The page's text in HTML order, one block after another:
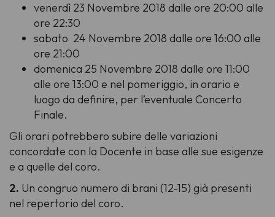
venerdì 23 Novembre 2018 dalle ore 20:00 alle
ore 22:30
sabato 24 Novembre 2018 dalle ore 16:00 alle
ore 21:00
domenica 25 Novembre 2018 dalle ore 11:00
alle ore 13:00 e nel pomeriggio, in orario e
luogo da definire, per l’eventuale Concerto
Finale.
Gli orari potrebbero subire delle variazioni
concordate con la Docente in base alle sue esigenze
e a quelle del coro.
2. Un congruo numero di brani (12-15) già presenti
nel repertorio del coro.